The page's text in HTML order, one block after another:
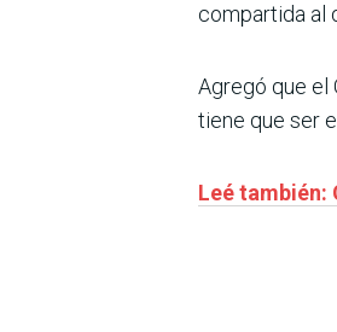
compartida al
Agregó que el
tiene que ser
Leé también: